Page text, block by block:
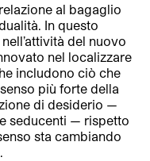
al bagaglio
In questo
del nuovo
nel localizzare
includono ciò che
più forte della
di desiderio —
seducenti — rispetto
sta cambiando